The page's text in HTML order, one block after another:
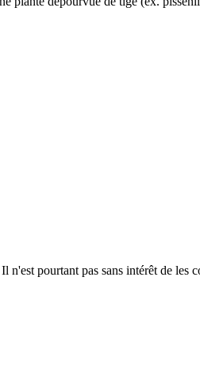
pourtant pas sans intérêt de les